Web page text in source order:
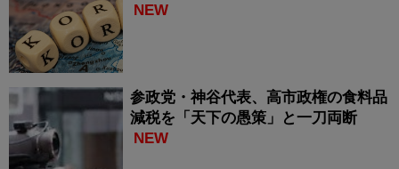
NEW
参政党・神谷代表、高市政権の食料品
減税を「天下の愚策」と一刀両断
NEW